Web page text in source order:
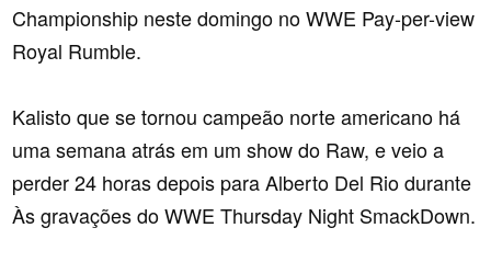
Championship neste domingo no WWE Pay-per-view
Royal Rumble.
Kalisto que se tornou campeão norte americano há
uma semana atrás em um show do Raw, e veio a
perder 24 horas depois para Alberto Del Rio durante
Às gravações do WWE Thursday Night SmackDown.